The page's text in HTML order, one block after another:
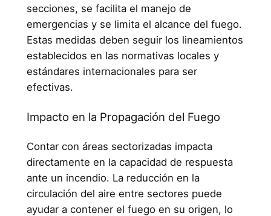
secciones, se facilita el manejo de
emergencias y se limita el alcance del fuego.
Estas medidas deben seguir los lineamientos
establecidos en las normativas locales y
estándares internacionales para ser
efectivas.
Impacto en la Propagación del Fuego
Contar con áreas sectorizadas impacta
directamente en la capacidad de respuesta
ante un incendio. La reducción en la
circulación del aire entre sectores puede
ayudar a contener el fuego en su origen, lo